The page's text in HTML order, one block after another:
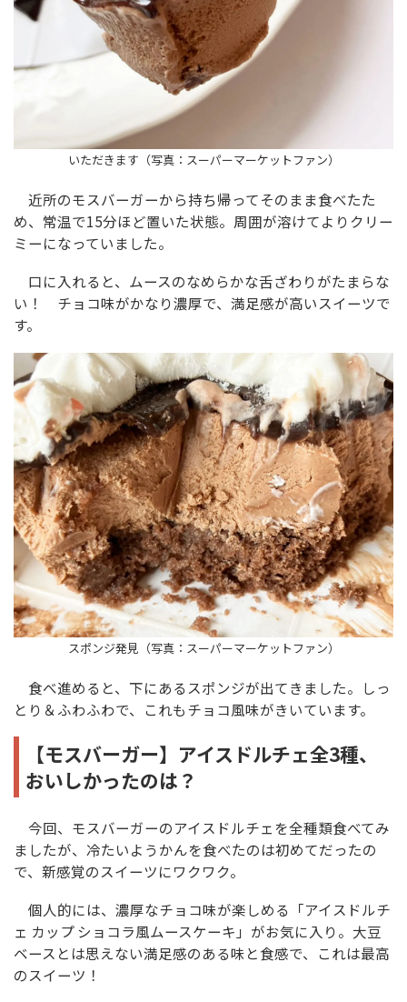
いただきます（写真：スーパーマーケットファン）
近所のモスバーガーから持ち帰ってそのまま食べたた
め、常温で15分ほど置いた状態。周囲が溶けてよりクリー
ミーになっていました。
口に入れると、ムースのなめらかな舌ざわりがたまらな
い！ チョコ味がかなり濃厚で、満足感が高いスイーツで
す。
スポンジ発見（写真：スーパーマーケットファン）
食べ進めると、下にあるスポンジが出てきました。しっ
とり＆ふわふわで、これもチョコ風味がきいています。
【モスバーガー】アイスドルチェ全3種、
おいしかったのは？
今回、モスバーガーのアイスドルチェを全種類食べてみ
ましたが、冷たいようかんを食べたのは初めてだったの
で、新感覚のスイーツにワクワク。
個人的には、濃厚なチョコ味が楽しめる「アイスドルチ
ェ カップ ショコラ風ムースケーキ」がお気に入り。大豆
ベースとは思えない満足感のある味と食感で、これは最高
のスイーツ！